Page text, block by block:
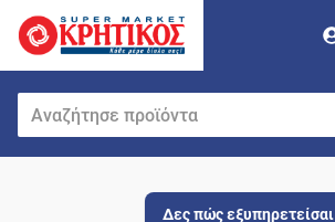
Δες πώς εξυπηρετείσαι